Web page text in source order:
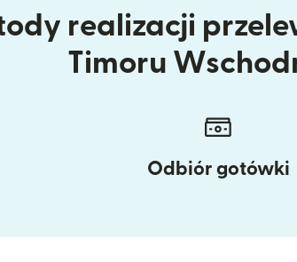
realizacji
Timoru
Odbiór gotówki